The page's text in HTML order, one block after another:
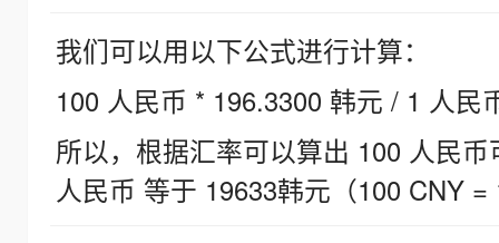
我们可以用以下公式进行计算：
100 人民币 * 196.3300 韩元 / 1 人民
所以，根据汇率可以算出 100 人民
人民币 等于 19633韩元（100 CNY =